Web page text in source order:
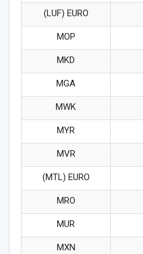
LUF) EURO)
MOP
MKD
MGA
MWK
MYR
MVR
MTL) EURO)
MRO
MUR
MXN